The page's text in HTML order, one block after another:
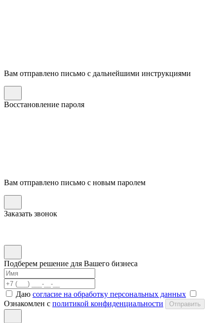
Вам отправлено письмо с дальнейшими инструкциями
Восстановление пароля
Вам отправлено письмо с новым паролем
Заказать звонок
Подберем решение для Вашего бизнеса
Даю согласие на обработку персональных данных
Ознакомлен с политикой конфиденциальности Отправить